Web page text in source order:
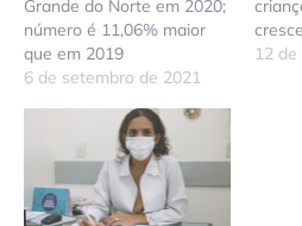
Grande do Norte em 2020;
número é 11,06% maior
que em 2019
6 de setembro de 2021
12